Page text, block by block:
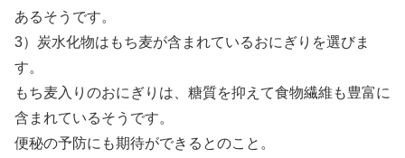
あるそうです。
3）炭水化物はもち麦が含まれているおにぎりを選びま
す。
もち麦入りのおにぎりは、糖質を抑えて食物繊維も豊富に
含まれているそうです。
便秘の予防にも期待ができるとのこと。